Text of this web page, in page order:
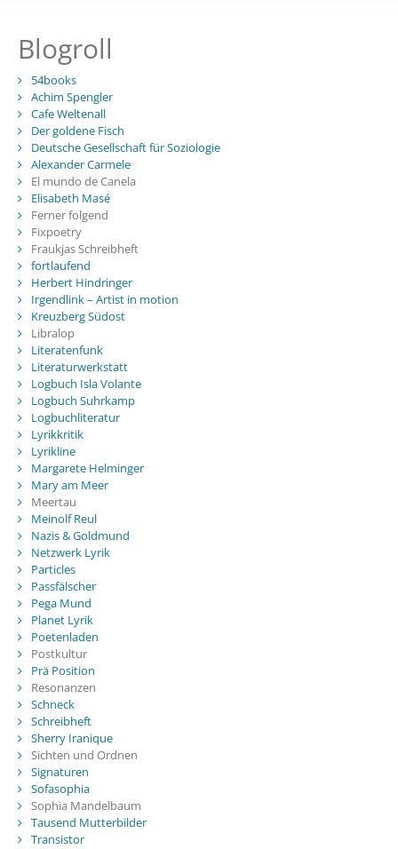
Blogroll
54books
Achim Spengler
Cafe Weltenall
Der goldene Fisch
Deutsche Gesellschaft für Soziologie
Alexander Carmele
El mundo de Canela
Elisabeth Masé
Ferner folgend
Fixpoetry
Fraukjas Schreibheft
fortlaufend
Herbert Hindringer
Irgendlink – Artist in motion
Kreuzberg Südost
Libralop
Literatenfunk
Literaturwerkstatt
Logbuch Isla Volante
Logbuch Suhrkamp
Logbuchliteratur
Lyrikkritik
Lyrikline
Margarete Helminger
Mary am Meer
Meertau
Meinolf Reul
Nazis & Goldmund
Netzwerk Lyrik
Particles
Passfälscher
Pega Mund
Planet Lyrik
Poetenladen
Postkultur
Prä Position
Resonanzen
Schneck
Schreibheft
Sherry Iranique
Sichten und Ordnen
Signaturen
Sofasophia
Sophia Mandelbaum
Tausend Mutterbilder
Transistor